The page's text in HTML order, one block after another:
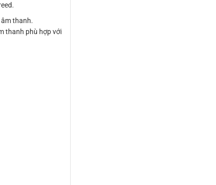
thanh.
thanh phù hợp với